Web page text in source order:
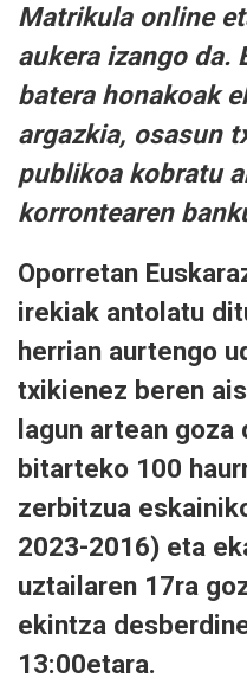
Matrikula online
aukera izango da.
batera honakoak
argazkia, osasun
publikoa kobratu
korrontearen
Oporretan
irekiak antolatu
herrian aurtengo
txikienez beren
lagun artean goza
bitarteko 100
zerbitzua
2023-2016) eta
uztailaren 17ra
ekintza
13:00etara.